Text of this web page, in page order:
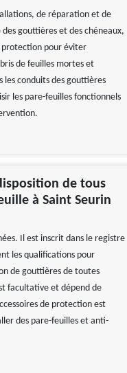
de réparation et de
gouttières et des chéneaux,
protection pour éviter
de feuilles mortes et
les conduits des gouttières
les pare-feuilles fonctionnels
de tous
à Saint Seurin
Il est inscrit dans le registre
les qualifications pour
de gouttières de toutes
facultative et dépend de
de protection est
des pare-feuilles et anti-